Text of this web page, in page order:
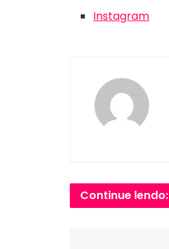
Instagram
Continue lendo: